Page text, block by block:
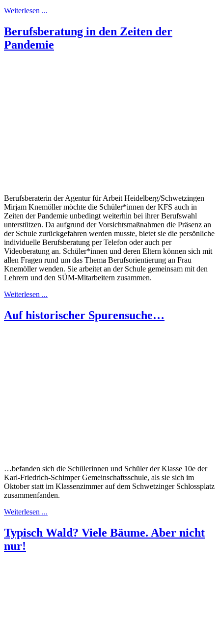
Weiterlesen ...
Berufsberatung in den Zeiten der
Pandemie
Berufsberaterin der Agentur für Arbeit Heidelberg/Schwetzingen
Mirjam Knemöller möchte die Schüler*innen der KFS auch in
Zeiten der Pandemie unbedingt weiterhin bei ihrer Berufswahl
unterstützen. Da aufgrund der Vorsichtsmaßnahmen die Präsenz an
der Schule zurückgefahren werden musste, bietet sie die persönliche
individuelle Berufsberatung per Telefon oder auch per
Videoberatung an. Schüler*innen und deren Eltern können sich mit
allen Fragen rund um das Thema Berufsorientierung an Frau
Knemöller wenden. Sie arbeitet an der Schule gemeinsam mit den
Lehrern und den SÜM-Mitarbeitern zusammen.
Weiterlesen ...
Auf historischer Spurensuche…
…befanden sich die Schülerinnen und Schüler der Klasse 10e der
Karl-Friedrich-Schimper Gemeinschaftsschule, als sie sich im
Oktober statt im Klassenzimmer auf dem Schwetzinger Schlossplatz
zusammenfanden.
Weiterlesen ...
Typisch Wald? Viele Bäume. Aber nicht
nur!